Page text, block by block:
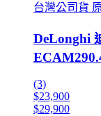
台灣公司貨
DeLonghi
(3)
$23,900
$29,900